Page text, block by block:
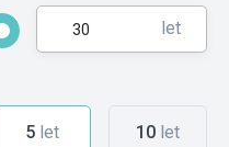
let
5let 10 let